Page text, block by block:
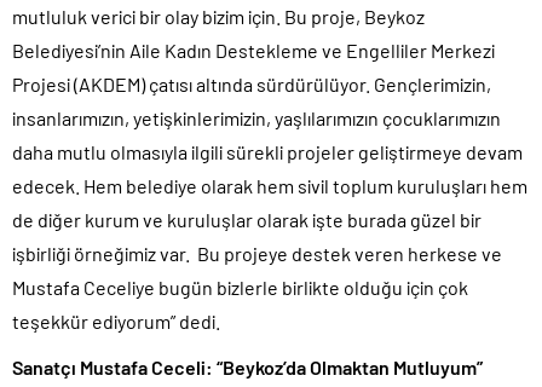
mutluluk verici bir olay bizim için. Bu proje, Beykoz
Belediyesi’nin Aile Kadın Destekleme ve Engelliler Merkezi
Projesi (AKDEM) çatısı altında sürdürülüyor. Gençlerimizin,
insanlarımızın, yetişkinlerimizin, yaşlılarımızın çocuklarımızın
daha mutlu olmasıyla ilgili sürekli projeler geliştirmeye devam
edecek. Hem belediye olarak hem sivil toplum kuruluşları hem
de diğer kurum ve kuruluşlar olarak işte burada güzel bir
işbirliği örneğimiz var. Bu projeye destek veren herkese ve
Mustafa Ceceliye bugün bizlerle birlikte olduğu için çok
teşekkür ediyorum” dedi.
Sanatçı Mustafa Ceceli: “Beykoz’da Olmaktan Mutluyum”